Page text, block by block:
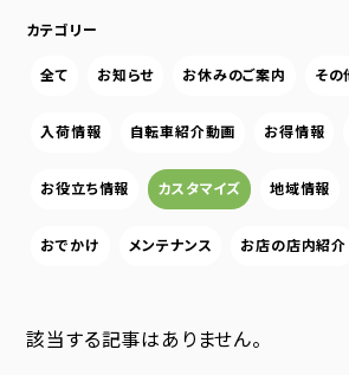
カテゴリー
全て お知らせ お休みのご案内 その
入荷情報 自転車紹介動画 お得情報
お役立ち情報 カスタマイズ 地域情報
おでかけ メンテナンス お店の店内紹介
該当する記事はありません。